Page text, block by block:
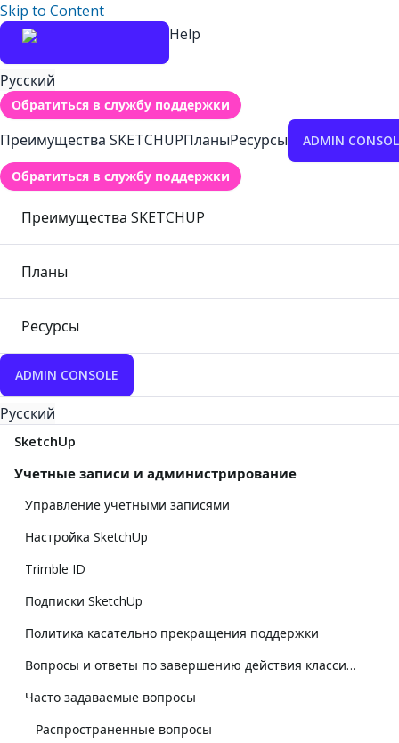
Skip to Content
Help
Русский
Обратиться в службу поддержки
Преимущества SKETCHUPПланыРесурсы ADMIN
Обратиться в службу поддержки
Преимущества SKETCHUP
Планы
Ресурсы
ADMIN CONSOLE
Русский
SketchUp
Учетные записи и администрирование
Управление учетными записями
Настройка SketchUp
Trimble ID
Подписки SketchUp
Политика касательно прекращения поддержки
Вопросы и ответы по завершению действия классической лицензии
Часто задаваемые вопросы
Распространенные вопросы